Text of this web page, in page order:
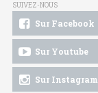
SUIVEZ-NOUS
Sur Facebook
Sur Youtube
Sur Instagram